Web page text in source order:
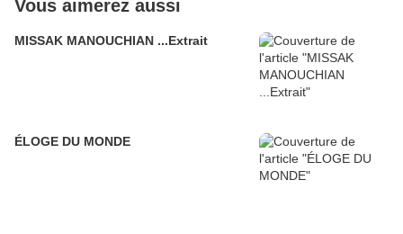
Vous aimerez aussi
MISSAK MANOUCHIAN ...Extrait
ÉLOGE DU MONDE